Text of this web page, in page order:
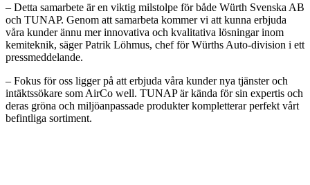
– Detta samarbete är en viktig milstolpe för både Würth Svenska AB
och TUNAP. Genom att samarbeta kommer vi att kunna erbjuda
våra kunder ännu mer innovativa och kvalitativa lösningar inom
kemiteknik, säger Patrik Löhmus, chef för Würths Auto-division i ett
pressmeddelande.
– Fokus för oss ligger på att erbjuda våra kunder nya tjänster och
intäktssökare som AirCo well. TUNAP är kända för sin expertis och
deras gröna och miljöanpassade produkter kompletterar perfekt vårt
befintliga sortiment.